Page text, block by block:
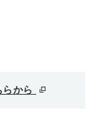
から